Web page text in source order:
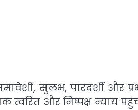
सुलभ, पारदर्शी और
और निष्पक्ष न्याय